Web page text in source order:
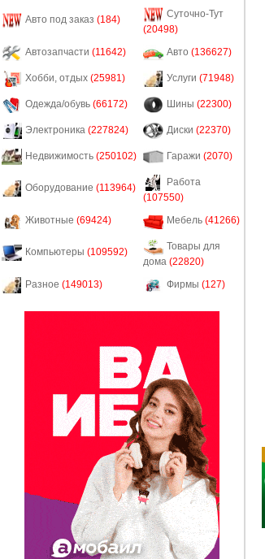
Авто под заказ (184)
Суточно-Тут
(20498)
Автозапчасти (11642) Авто (136627)
Хобби, отдых (25981) Услуги (71948)
Одежда/обувь (66172) Шины (22300)
Электроника (227824) Диски (22370)
Недвижимость (250102) Гаражи (2070)
Оборудование (113964)
Работа
(107550)
Животные (69424) Мебель (41266)
Компьютеры (109592)
Товары для
дома (22820)
Разное (149013) Фирмы (127)